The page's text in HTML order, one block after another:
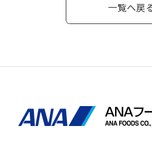
一覧へ戻